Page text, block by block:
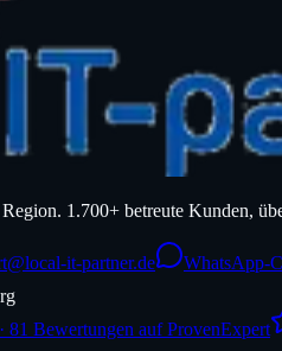
1.700+ betreute Kunden,
it-partner.de
WhatsApp-
· 81 Bewertungen auf ProvenExpert